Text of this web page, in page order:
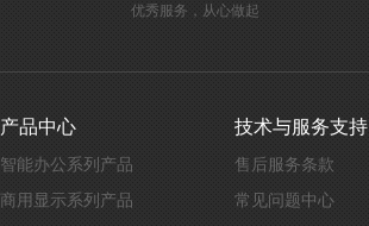
优秀服务，从心做起
产品中心
智能办公系列产品
商用显示系列产品
技术与服务支持
售后服务条款
常见问题中心